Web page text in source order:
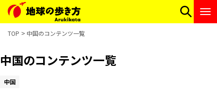
TOP 中国のコンテンツ一覧
中国のコンテンツ一覧
中国